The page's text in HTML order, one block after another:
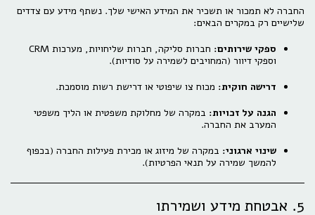
החברה לא תמכור או תשכיר את המידע האישי שלך. נשתף מידע עם צדדים
שלישיים רק במקרים הבאים:
ספקי שירותים:
חברות סליקה, חברות שליחויות, מערכות CRM
וספקי דיוור (המחויבים לשמירה על סודיות).
דרישה חוקית:מכוח צו שיפוטי או דרישת רשות מוסמכת.
הגנה על זכויות:במקרה של מחלוקת משפטית או הליך משפטי
המערב את החברה.
שינוי ארגוני:במקרה של מיזוג או מכירת פעילות החברה (בכפוף
להמשך שמירה על תנאי הפרטיות).